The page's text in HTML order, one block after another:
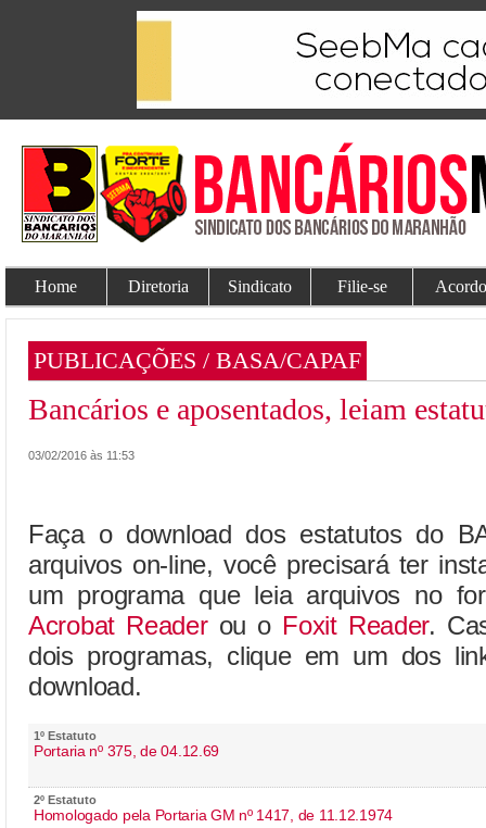
Home Diretoria Sindicato Filie-se
PUBLICAÇÕES / BASA/CAPAF
Bancários e aposentados, leiam
03/02/2016 às 11:53
Faça o download dos estatutos do
arquivos on-line, você precisará ter
um programa que leia arquivos no
Acrobat Readerou o Foxit Reader.
dois programas, clique em um dos
download.
1º Estatuto
Portaria nº 375, de 04.12.69
2º Estatuto
Homologado pela Portaria GM nº 1417, de 11.12.1974